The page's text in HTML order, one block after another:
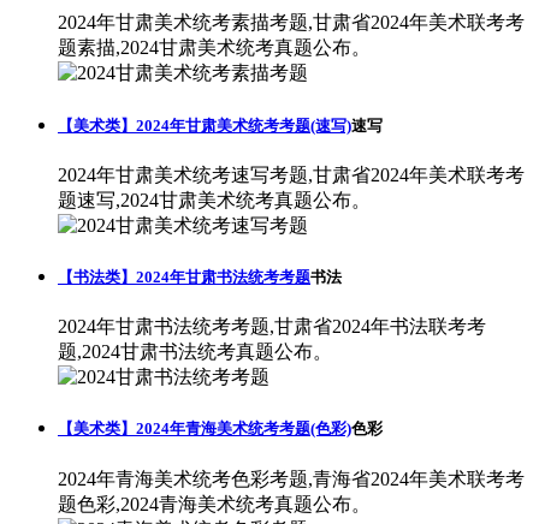
2024年甘肃美术统考素描考题,甘肃省2024年美术联考考
题素描,2024甘肃美术统考真题公布。
【美术类】2024年甘肃美术统考考题(速写)速写
2024年甘肃美术统考速写考题,甘肃省2024年美术联考考
题速写,2024甘肃美术统考真题公布。
【书法类】2024年甘肃书法统考考题书法
2024年甘肃书法统考考题,甘肃省2024年书法联考考
题,2024甘肃书法统考真题公布。
【美术类】2024年青海美术统考考题(色彩)色彩
2024年青海美术统考色彩考题,青海省2024年美术联考考
题色彩,2024青海美术统考真题公布。